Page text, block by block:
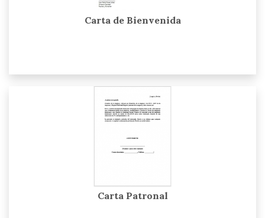
Carta de Bienvenida
Carta Patronal